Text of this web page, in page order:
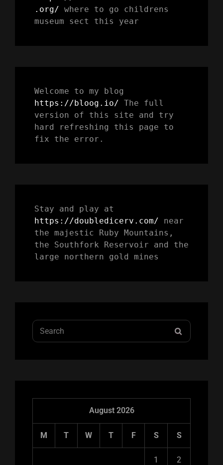
.org/ where to go childrens
museum sect this year
https://bloog.io/ The full
version of this site and try
hard refreshing this page to
fix the error.
https://doubledicerv.com/ near
the majestic Ruby Mountains,
the Southfork Reservoir and the
large northern gold mines
Search
for:
August 2026
M T W T F S S
1 2